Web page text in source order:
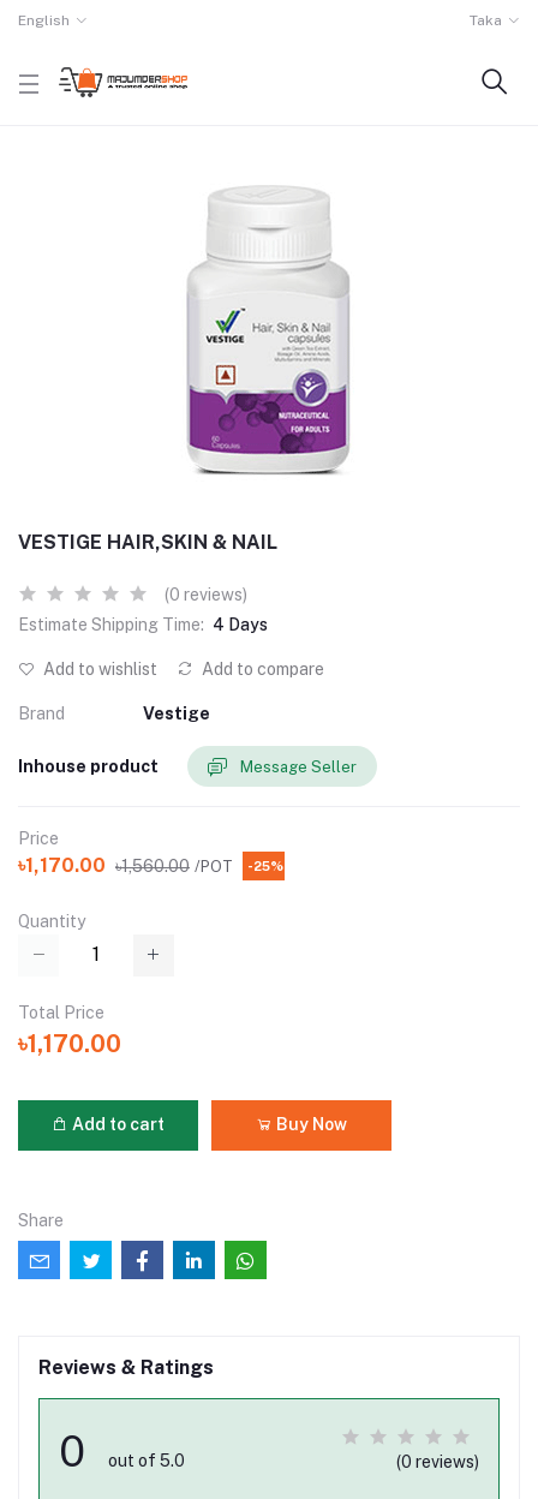
English Taka
VESTIGE HAIR,SKIN & NAIL
(0 reviews)
Estimate Shipping Time: 4 Days
Add to wishlist Add to compare
Brand Vestige
Inhouse product Message Seller
Price
৳1,170.00 ৳1,560.00 /POT -25%
Quantity
Total Price
৳1,170.00
Add to cart Buy Now
Share
Reviews & Ratings
0 out of 5.0 (0 reviews)